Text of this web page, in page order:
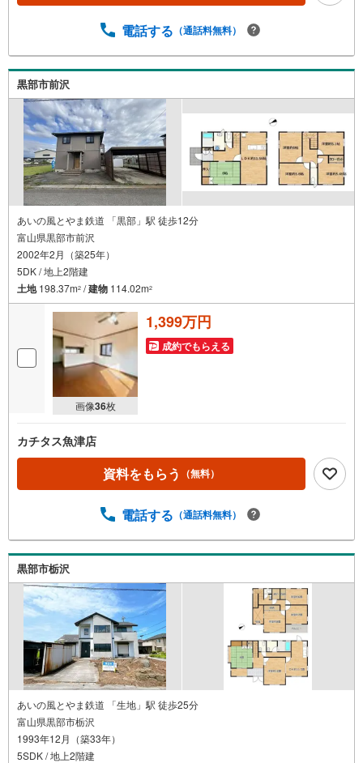
電話する （通話料無料）
黒部市前沢
あいの風とやま鉄道 「黒部」駅 徒歩12分
富山県黒部市前沢
2002年2月（築25年）
5DK / 地上2階建
土地198.37m2 /建物 114.02m2
画像36枚
1,399万円
成約でもらえる
カチタス魚津店
資料をもらう （無料）
電話する （通話料無料）
黒部市栃沢
あいの風とやま鉄道 「生地」駅 徒歩25分
富山県黒部市栃沢
1993年12月（築33年）
5SDK / 地上2階建